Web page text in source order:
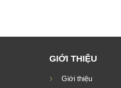
GIỚI THIỆU
Giới thiệu